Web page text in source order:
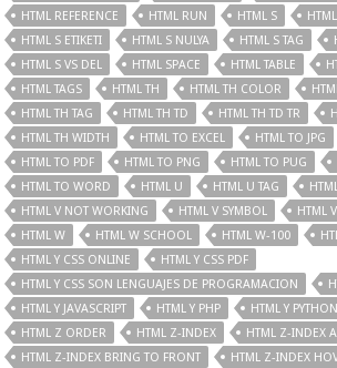
HTML REFERENCE
HTML RUN HTML S
HTML S ETIKETI
HTML S NULYA HTML S TAG
HTML S VS DEL
HTML SPACE HTML TABLE
HTML TAGS
HTML TH HTML TH COLOR
HTML TH TAG
HTML TH TD HTML TH TD TR
HTML TH WIDTH
HTML TO EXCEL HTML TO JPG
HTML TO PDF
HTML TO PNG HTML TO PUG
HTML TO WORD
HTML U HTML U TAG
HTML V NOT WORKING
HTML V SYMBOL HTML
HTML W
HTML W SCHOOL HTML W-100
HTML Y CSS ONLINE
HTML Y CSS PDF
HTML Y CSS SON LENGUAJES DE PROGRAMACION
HTML Y JAVASCRIPT
HTML Y PHP HTML Y PYTHON
HTML Z ORDER
HTML Z-INDEX
HTML Z-INDEX
HTML Z-INDEX BRING TO FRONT
HTML Z-INDEX